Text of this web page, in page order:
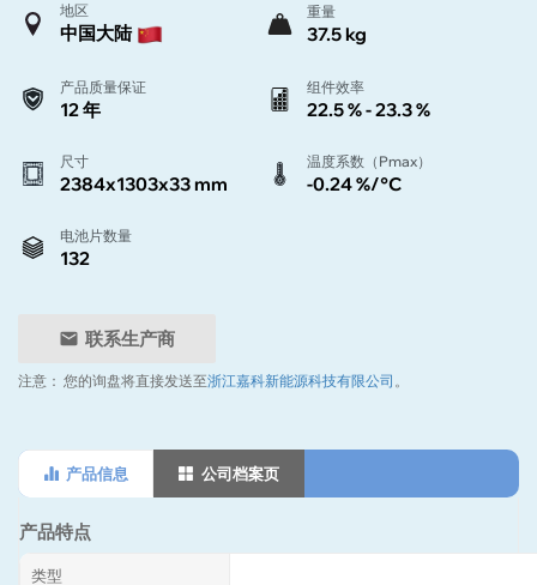
地区
中国大陆
重量
37.5 kg
产品质量保证
12 年
组件效率
22.5 % - 23.3 %
尺寸
2384x1303x33 mm
温度系数（Pmax）
-0.24 %/°C
电池片数量
132
联系生产商
注意： 您的询盘将直接发送至浙江嘉科新能源科技有限公司 。
产品信息 公司档案页
产品特点
类型